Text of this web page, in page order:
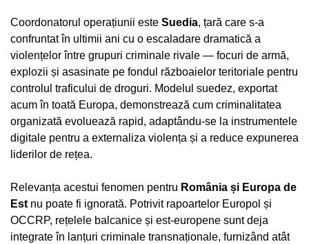
Coordonatorul operațiunii este Suedia, țară care s-a
confruntat în ultimii ani cu o escaladare dramatică a
violențelor între grupuri criminale rivale — focuri de armă,
explozii și asasinate pe fondul războaielor teritoriale pentru
controlul traficului de droguri. Modelul suedez, exportat
acum în toată Europa, demonstrează cum criminalitatea
organizată evoluează rapid, adaptându-se la instrumentele
digitale pentru a externaliza violența și a reduce expunerea
liderilor de rețea.
Relevanța acestui fenomen pentru România și Europa de
Estnu poate fi ignorată. Potrivit rapoartelor Europol și
OCCRP, rețelele balcanice și est-europene sunt deja
integrate în lanțuri criminale transnaționale, furnizând atât